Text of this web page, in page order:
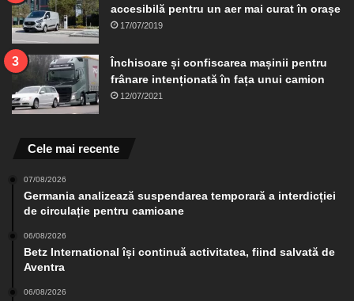
accesibilă pentru un aer mai curat în orașe
17/07/2019
Închisoare și confiscarea mașinii pentru
frânare intenționată în fața unui camion
12/07/2021
Cele mai recente
07/08/2026
Germania analizează suspendarea temporară a interdicției
de circulație pentru camioane
06/08/2026
Betz International își continuă activitatea, fiind salvată de
Aventra
06/08/2026